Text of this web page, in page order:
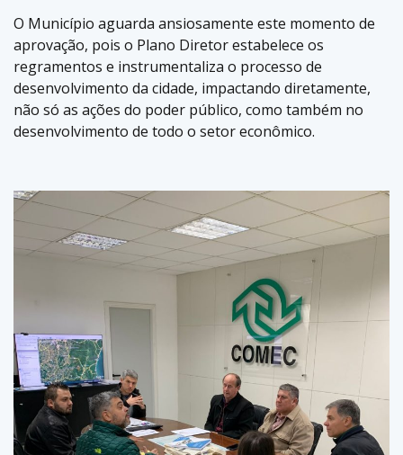
O Município aguarda ansiosamente este momento de
aprovação, pois o Plano Diretor estabelece os
regramentos e instrumentaliza o processo de
desenvolvimento da cidade, impactando diretamente,
não só as ações do poder público, como também no
desenvolvimento de todo o setor econômico.